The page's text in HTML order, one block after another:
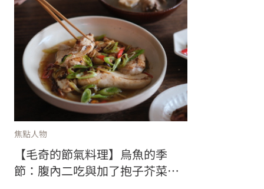
焦點人物
【毛奇的節氣料理】烏魚的季
節：腹內二吃與加了抱子芥菜的